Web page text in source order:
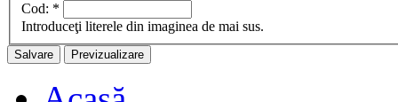
Cod: *
Introduceţi literele din imaginea de mai sus.